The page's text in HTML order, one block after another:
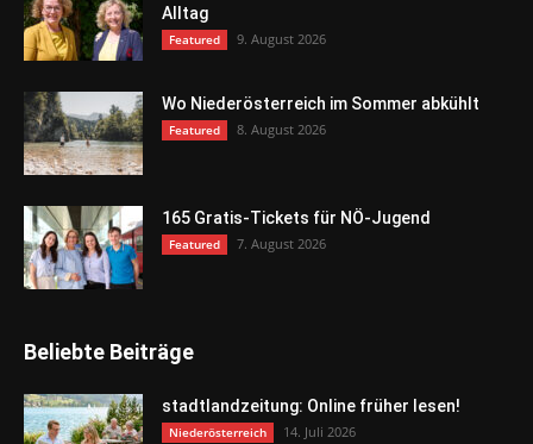
Alltag
Featured 9. August 2026
Wo Niederösterreich im Sommer abkühlt
Featured 8. August 2026
165 Gratis-Tickets für NÖ-Jugend
Featured 7. August 2026
Beliebte Beiträge
stadtlandzeitung: Online früher lesen!
Niederösterreich 14. Juli 2026